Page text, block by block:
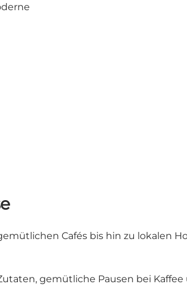
Cafés bis hin zu lokalen
gemütliche Pausen bei